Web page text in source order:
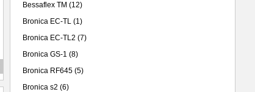
Bessaflex TM (12)
Bronica EC-TL (1)
Bronica EC-TL2 (7)
Bronica GS-1 (8)
Bronica RF645 (5)
Bronica s2 (6)